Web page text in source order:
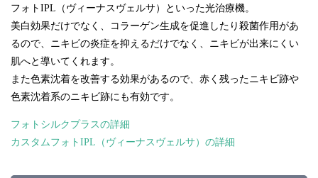
フォトIPL（ヴィーナスヴェルサ）といった光治療機。
美白効果だけでなく、コラーゲン生成を促進したり殺菌作用があ
るので、ニキビの炎症を抑えるだけでなく、ニキビが出来にくい
肌へと導いてくれます。
また色素沈着を改善する効果があるので、赤く残ったニキビ跡や
色素沈着系のニキビ跡にも有効です。
フォトシルクプラスの詳細
カスタムフォトIPL（ヴィーナスヴェルサ）の詳細